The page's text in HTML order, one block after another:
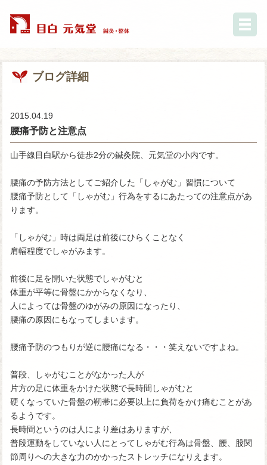
ブログ詳細
2015.04.19
腰痛予防と注意点
山手線目白駅から徒歩2分の鍼灸院、元気堂の小内です。
腰痛の予防方法としてご紹介した「しゃがむ」習慣について
腰痛予防として「しゃがむ」行為をするにあたっての注意点があ
ります。
「しゃがむ」時は両足は前後にひらくことなく
肩幅程度でしゃがみます。
前後に足を開いた状態でしゃがむと
体重が平等に骨盤にかからなくなり、
人によっては骨盤のゆがみの原因になったり、
腰痛の原因にもなってしまいます。
腰痛予防のつもりが逆に腰痛になる・・・笑えないですよね。
普段、しゃがむことがなかった人が
片方の足に体重をかけた状態で長時間しゃがむと
硬くなっていた骨盤の靭帯に必要以上に負荷をかけ痛むことがあ
るようです。
長時間というのは人により差はありますが、
普段運動をしていない人にとってしゃがむ行為は骨盤、腰、股関
節周りへの大きな力のかかったストレッチになりえます。